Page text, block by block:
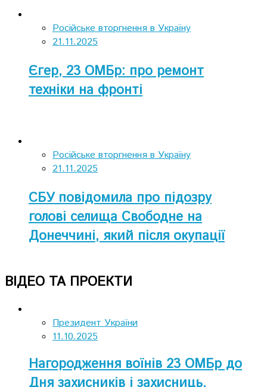
про підозру
Російське вторгнення в Україну
21.11.2025
Єгер, 23 ОМБр: про ремонт
техніки на фронті
Російське вторгнення в Україну
21.11.2025
СБУ повідомила про підозру
голові селища Свободне на
Донеччині, який після окупації
ВІДЕО ТА ПРОЕКТИ
Президент України
11.10.2025
Нагородження воїнів 23 ОМБр до
Дня захисників і захисниць.